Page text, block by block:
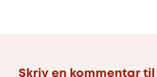
Skriv en kommentar